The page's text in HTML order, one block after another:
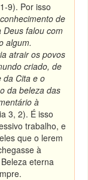
9). Por isso
de
Deus falou com
algum.
atrair os povos
criado, de
da Cita e o
da beleza das
à
3, 2). É isso
trabalho, e
que o lerem
à
eterna